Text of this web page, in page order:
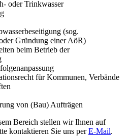
oder Trinkwasser
(sog.
Gründung einer AöR)
beim Betrieb der
für Kommunen, Verbände
von (Bau) Aufträgen
Bereich stellen wir Ihnen auf
kontaktieren Sie uns perE-Mail.